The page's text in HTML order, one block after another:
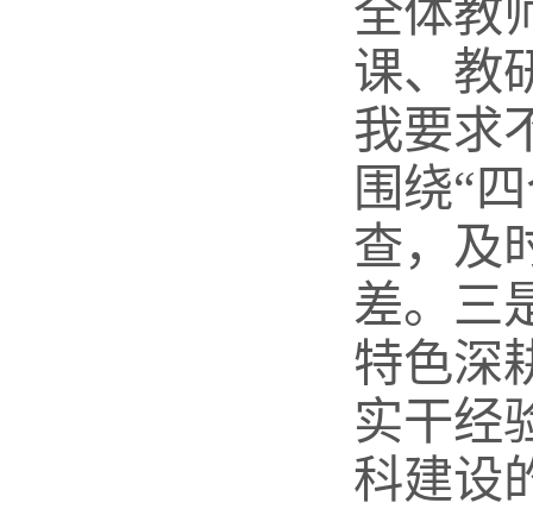
全体教
课、教
我要求
围绕“
查，及
差。三
特色深
实干经
科建设